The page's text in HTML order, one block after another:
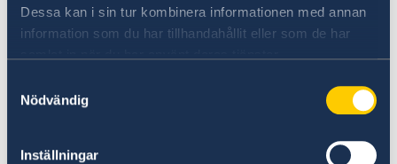
Dessa kan i sin tur kombinera informationen med annan
information som du har tillhandahållit eller som de har
Nödvändig
Inställningar
Detta krävs även om föräldrarna har gift
sig efter barnets födelse.Kontakta
familjerätten där barnet bor. Domen från
domstolen som bekräftar vem som är far
till barnet används som
Viktigt är att